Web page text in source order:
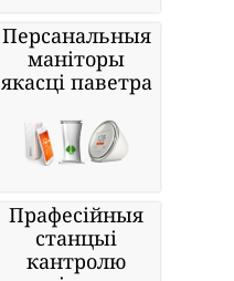
Персанальныя
маніторы
якасці паветра
Прафесійныя
станцыі
кантролю